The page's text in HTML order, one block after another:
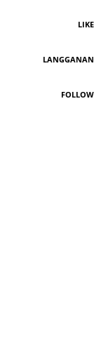
LIKE
LANGGANAN
FOLLOW